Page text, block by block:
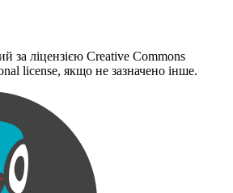
за ліцензією Creative Commons
license, якщо не зазначено інше.